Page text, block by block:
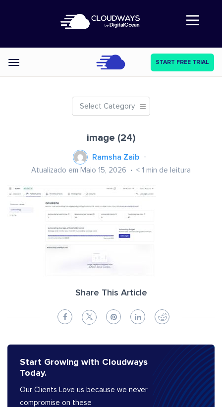
Abre a navegação
Categories START FREE TRIAL
Select Category
image (24)
Ramsha Zaib
Atualizado em Maio 15, 2026 < 1 min de leitura
Share This Article
Start Growing with Cloudways
Today.
Our Clients Love us because we never
compromise on these